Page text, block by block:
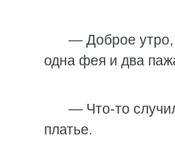
— Доброе утро,
одна фея и два
— Что-то
платье.